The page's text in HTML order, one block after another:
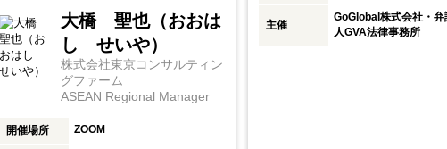
大橋 聖也（おおは
し せいや）
株式会社東京コンサルティン
グファーム
ASEAN Regional Manager
開催場所 ZOOM
主催
GoGlobal株式会社・弁
人GVA法律事務所